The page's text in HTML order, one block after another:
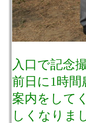
入口で記念
前日に1時
案内をして
しくなりま